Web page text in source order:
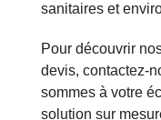
sanitaires et
Pour découvrir
devis, contactez-
sommes à votre
solution sur